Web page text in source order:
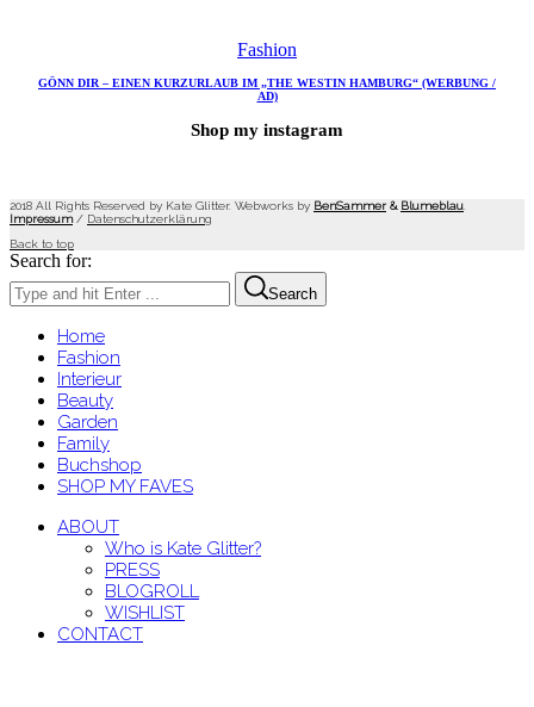
Fashion
GÖNN DIR – EINEN KURZURLAUB IM „THE WESTIN HAMBURG“ (WERBUNG /
AD)
Shop my instagram
2018 All Rights Reserved by Kate Glitter. Webworks by BenSammer & Blumeblau
Impressum/ Datenschutzerklärung
Back to top
Search for:
Search
Home
Fashion
Interieur
Beauty
Garden
Family
Buchshop
SHOP MY FAVES
ABOUT
Who is Kate Glitter?
PRESS
BLOGROLL
WISHLIST
CONTACT